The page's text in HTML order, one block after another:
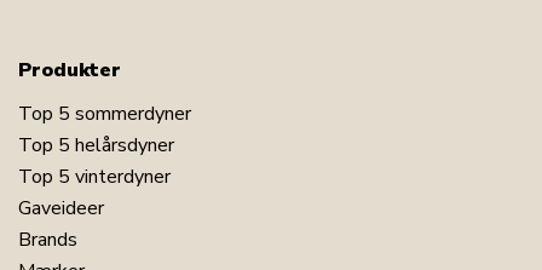
Produkter
Top 5 sommerdyner
Top 5 helårsdyner
Top 5 vinterdyner
Gaveideer
Brands